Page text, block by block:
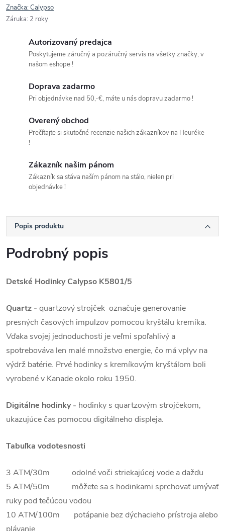
Značka:Calypso
Záruka: 2 roky
Autorizovaný predajca
Poskytujeme záručný a pozáručný servis na všetky značky, v
našom eshope !
Doprava zadarmo
Pri objednávke nad 50,-€, máte u nás dopravu zadarmo !
Overený obchod
Prečítajte si skutočné recenzie našich zákazníkov na Heuréke
!
Zákazník našim pánom
Zákazník sa stáva naším pánom na stálo, nielen pri
objednávke !
Popis produktu
Podrobný popis
Detské Hodinky Calypso K5801/5
Quartz - quartzový strojček označuje generovanie
presných časových impulzov pomocou kryštálu kremíka.
Vďaka svojej jednoduchosti je veľmi spoľahlivý a
spotrebováva len malé množstvo energie, čo má vplyv na
výdrž batérie. Prvé hodinky s kremíkovým kryštáľom boli
vyrobené v Kanade okolo roku 1950.
Digitálne hodinky - hodinky s quartzovým strojčekom,
ukazujúce čas pomocou digitálneho displeja.
Tabuľka vodotesnosti
3 ATM/30m odolné voči striekajúcej vode a dažďu
5 ATM/50m môžete sa s hodinkami sprchovať umývať
ruky pod tečúcou vodou
10 ATM/100m potápanie bez dýchacieho prístroja alebo